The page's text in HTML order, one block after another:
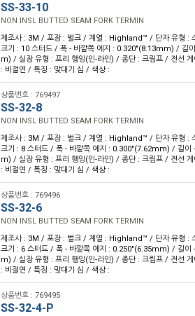
SS-33-10
NON INSL BUTTED SEAM FORK TERMIN
제조사 : 3M / 포장 : 벌크 / 계열 : Highland™ / 단자 유형 :
크기 : 10 스터드 / 폭 - 바깥쪽 에지 : 0.320"(8.13mm) / 길
m) / 실장 유형 : 프리 행잉(인-라인) / 종단 : 크림프 / 전선
: 비절연 / 특징 : 맞대기 심 / 색상 :
상품번호 : 769497
SS-32-8
NON INSL BUTTED SEAM FORK TERMIN
제조사 : 3M / 포장 : 벌크 / 계열 : Highland™ / 단자 유형 :
크기 : 8 스터드 / 폭 - 바깥쪽 에지 : 0.300"(7.62mm) / 길
m) / 실장 유형 : 프리 행잉(인-라인) / 종단 : 크림프 / 전선
: 비절연 / 특징 : 맞대기 심 / 색상 :
상품번호 : 769496
SS-32-6
NON INSL BUTTED SEAM FORK TERMIN
제조사 : 3M / 포장 : 벌크 / 계열 : Highland™ / 단자 유형 :
크기 : 6 스터드 / 폭 - 바깥쪽 에지 : 0.250"(6.35mm) / 길
m) / 실장 유형 : 프리 행잉(인-라인) / 종단 : 크림프 / 전선
: 비절연 / 특징 : 맞대기 심 / 색상 :
상품번호 : 769495
SS-32-4-P